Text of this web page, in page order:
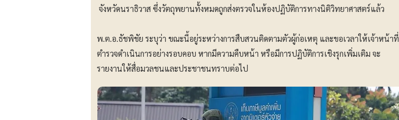
จังหวัดนราธิวาส ซึ่งวัตถุพยานทั้งหมดถูกส่งตรวจในห้องปฏิบัติการทางนิติวิทยาศาสตร์แล้ว
พ.ต.อ.ธัชพิชัย ระบุว่า ขณะนี้อยู่ระหว่างการสืบสวนติดตามตัวผู้ก่อเหตุ และขอเวลาให้เจ้าหน้าที่
ตำรวจดำเนินการอย่างรอบคอบ หากมีความคืบหน้า หรือมีการปฏิบัติการเชิงรุกเพิ่มเติม จะ
รายงานให้สื่อมวลชนและประชาชนทราบต่อไป